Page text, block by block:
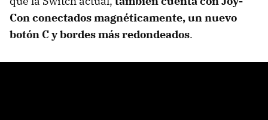
Con conectados magnéticamente, un nuevo
botón C y bordes más redondeados.